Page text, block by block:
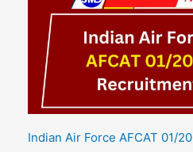
Indian Air Force AFCAT 01/